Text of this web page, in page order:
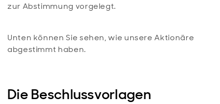
zur Abstimmung vorgelegt.
Unten können Sie sehen, wie unsere Aktionäre
abgestimmt haben.
Die Beschlussvorlagen